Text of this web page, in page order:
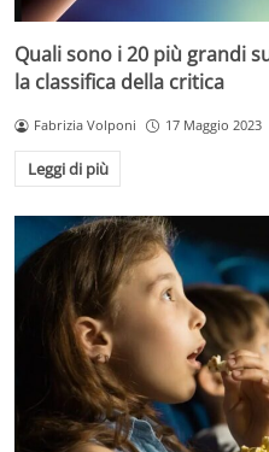
Quali sono i 20 più grandi
la classifica della critica
Fabrizia Volponi 17 Maggio 2023
Leggi di più